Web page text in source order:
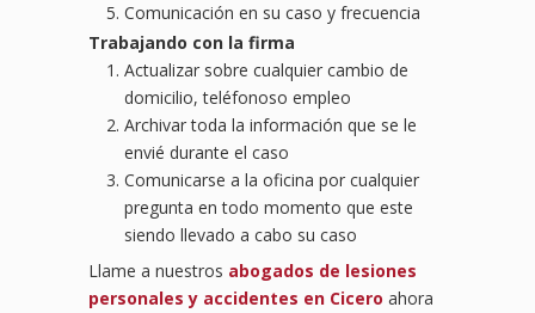
Comunicación en su caso y frecuencia
Trabajando con la firma
Actualizar sobre cualquier cambio de
domicilio, teléfonoso empleo
Archivar toda la información que se le
envié durante el caso
Comunicarse a la oficina por cualquier
pregunta en todo momento que este
siendo llevado a cabo su caso
Llame a nuestros abogados de lesiones
personales y accidentes en Cicero ahora